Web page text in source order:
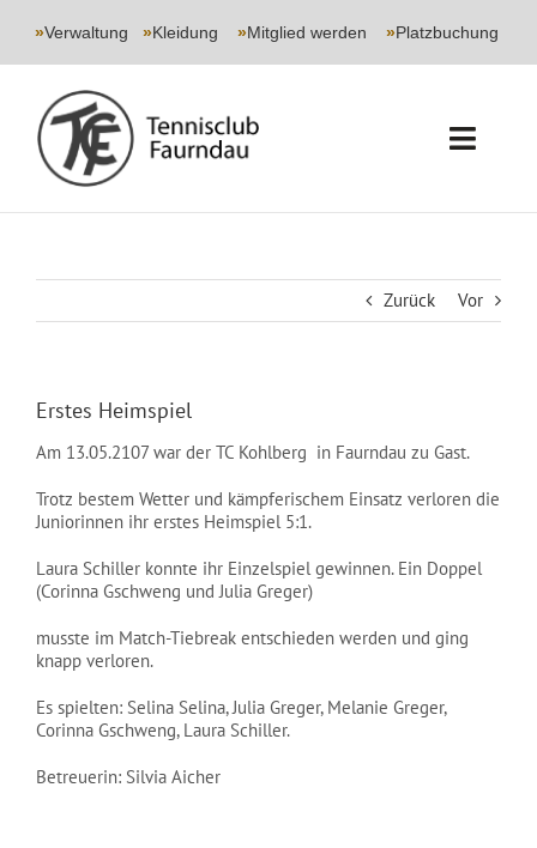
»Verwaltung »Kleidung »Mitglied werden »Platzbuchung
EVENTS
NEWS
Zurück Vor
Erstes Heimspiel
Am 13.05.2107 war der TC Kohlberg in Faurndau zu Gast.
Trotz bestem Wetter und kämpferischem Einsatz verloren die
Juniorinnen ihr erstes Heimspiel 5:1.
Laura Schiller konnte ihr Einzelspiel gewinnen. Ein Doppel
(Corinna Gschweng und Julia Greger)
musste im Match-Tiebreak entschieden werden und ging
knapp verloren.
Es spielten: Selina Selina, Julia Greger, Melanie Greger,
Corinna Gschweng, Laura Schiller.
Betreuerin: Silvia Aicher